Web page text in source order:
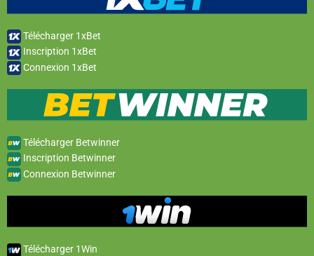
Télécharger 1xBet
Inscription 1xBet
Connexion 1xBet
Télécharger Betwinner
Inscription Betwinner
Connexion Betwinner
Télécharger 1Win